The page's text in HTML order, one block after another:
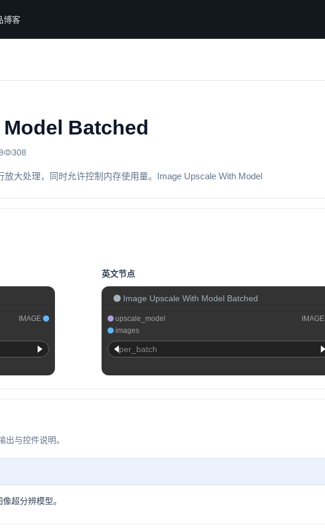
博客
Batched
308
大处理，同时允许控制内存使用量。Image Upscale With Model
IMAGE
英文节点
Image Upscale With Model Batched
upscale_model
images
IMAGE
per_batch
与控件说明。
超分辨模型。